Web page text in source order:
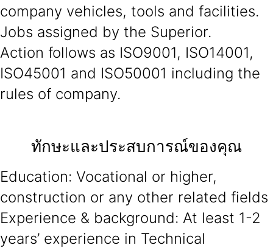
company vehicles, tools and facilities.
Jobs assigned by the Superior.
Action follows as ISO9001, ISO14001,
ISO45001 and ISO50001 including the
rules of company.
ทักษะและประสบการณ์ของคุณ
Education: Vocational or higher,
construction or any other related fields
Experience & background: At least 1-2
years’ experience in Technical